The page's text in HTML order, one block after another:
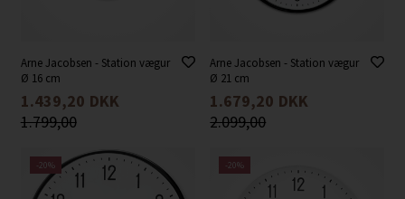
Arne Jacobsen - Station vægur
Ø 16 cm
1.439,20 DKK
1.799,00
Arne Jacobsen - Station vægur
Ø 21 cm
1.679,20 DKK
2.099,00
-20% -20%